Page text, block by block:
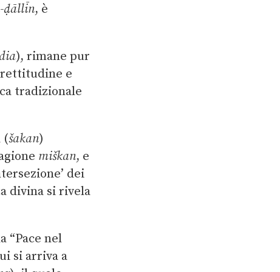
ḍāllīn, è
), rimane pur
rettitudine e
tradizionale
(šakan)
miškan, e
dei
divina si rivela
“Pace nel
si arriva a